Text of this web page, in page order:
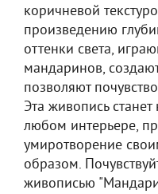
коричневой
произведению
оттенки света,
мандаринов,
позволяют
Эта живопись
любом интерьере,
умиротворение
образом.
живописью